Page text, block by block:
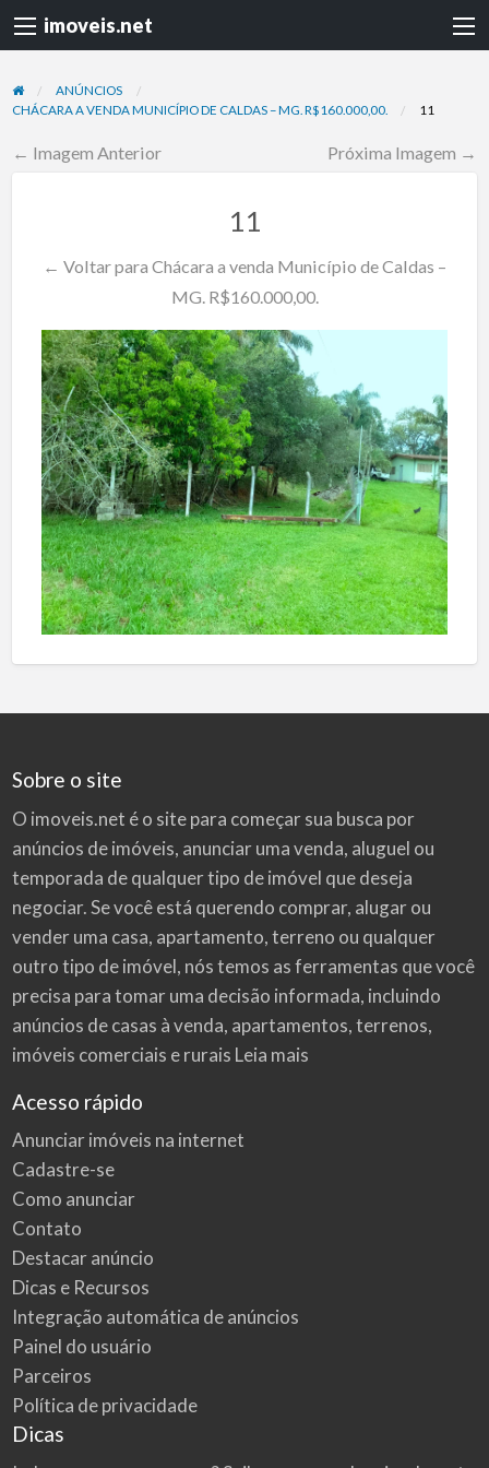
imoveis.net
ANÚNCIOS
CHÁCARA A VENDA MUNICÍPIO DE CALDAS – MG. R$160.000,00.
11
← Imagem Anterior Próxima Imagem →
11
← Voltar para Chácara a venda Município de Caldas –
MG. R$160.000,00.
Sobre o site
O imoveis.net é o site para começar sua busca por
anúncios de imóveis, anunciar uma venda, aluguel ou
temporada de qualquer tipo de imóvel que deseja
negociar. Se você está querendo comprar, alugar ou
vender uma casa, apartamento, terreno ou qualquer
outro tipo de imóvel, nós temos as ferramentas que você
precisa para tomar uma decisão informada, incluindo
anúncios de casas à venda, apartamentos, terrenos,
imóveis comerciais e rurais Leia mais
Acesso rápido
Anunciar imóveis na internet
Cadastre-se
Como anunciar
Contato
Destacar anúncio
Dicas e Recursos
Integração automática de anúncios
Painel do usuário
Parceiros
Política de privacidade
Dicas